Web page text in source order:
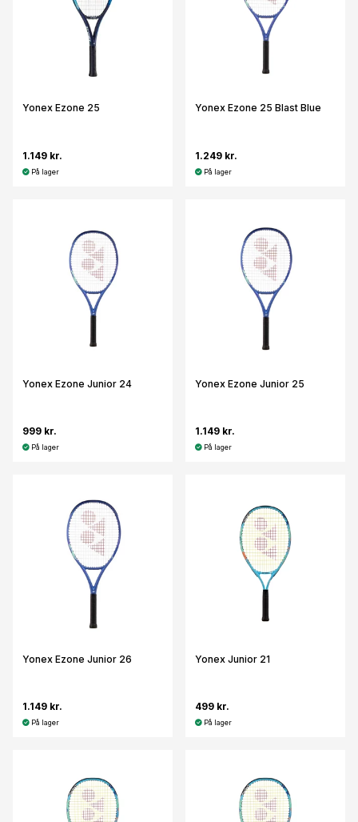
Yonex Ezone 25
1.149 kr.
På lager
Yonex Ezone 25 Blast Blue
1.249 kr.
På lager
Yonex Ezone Junior 24
999 kr.
På lager
Yonex Ezone Junior 25
1.149 kr.
På lager
Yonex Ezone Junior 26
1.149 kr.
På lager
Yonex Junior 21
499 kr.
På lager